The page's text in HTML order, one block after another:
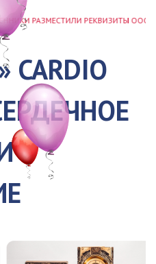
РЕКВИЗИТЫ ООО «ПЛАНЕТА
CARDIO